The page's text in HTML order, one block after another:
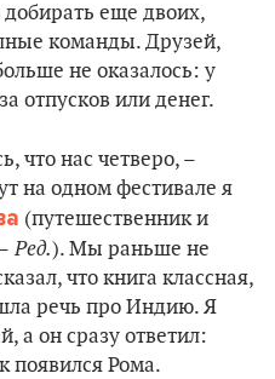
добирать еще двоих,
команды. Друзей,
не оказалось: у
отпусков или денег.
что нас четверо, –
на одном фестивале я
(путешественник и
Ред.). Мы раньше не
что книга классная,
речь про Индию. Я
а он сразу ответил:
появился Рома.